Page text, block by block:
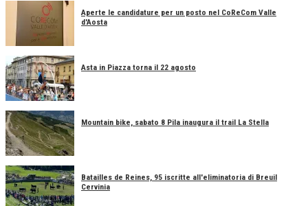
Aperte le candidature per un posto nel CoReCom Valle
d'Aosta
Asta in Piazza torna il 22 agosto
Mountain bike, sabato 8 Pila inaugura il trail La Stella
Batailles de Reines, 95 iscritte all'eliminatoria di Breuil
Cervinia